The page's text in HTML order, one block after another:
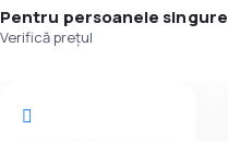
Pentru persoanele singure
Verifică prețul